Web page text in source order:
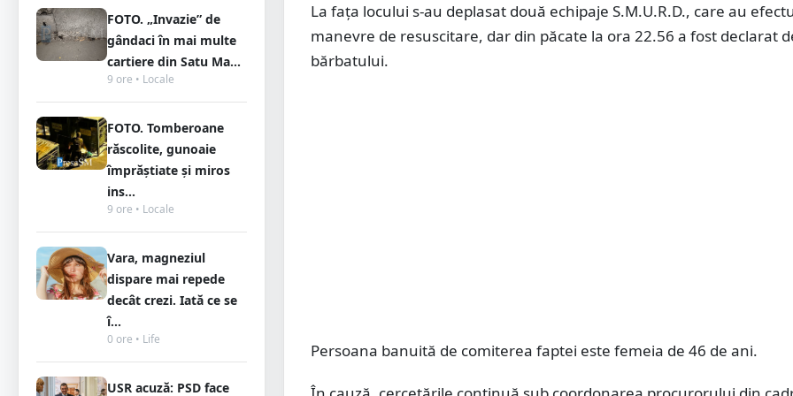
FOTO. „Invazie” de
gândaci în mai multe
cartiere din Satu Ma...
9 ore • Locale
FOTO. Tomberoane
răscolite, gunoaie
împrăștiate și miros
ins...
9 ore • Locale
Vara, magneziul
dispare mai repede
decât crezi. Iată ce se
î...
0 ore • Life
USR acuză: PSD face
La fața locului s-au deplasat două echipaje S.M.U.R.D., care au
manevre de resuscitare, dar din păcate la ora 22.56 a fost declarat
bărbatului.
Persoana banuită de comiterea faptei este femeia de 46 de ani.